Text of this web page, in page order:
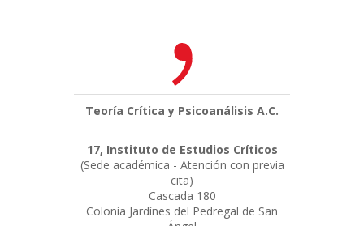
Teoría Crítica y Psicoanálisis A.C.
17, Instituto de Estudios Críticos
(Sede académica - Atención con previa
cita)
Cascada 180
Colonia Jardínes del Pedregal de San